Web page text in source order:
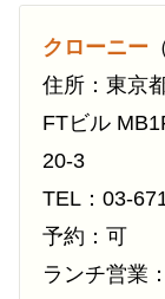
クローニー
住所：東京
FTビル
20-3
TEL：03-
予約：可
ランチ営業